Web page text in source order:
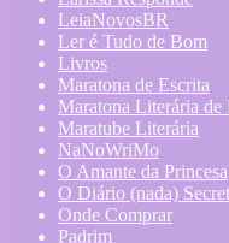
LeiaNovosBR
Ler é Tudo de Bom
Livros
Maratona de Escrita
Maratona Literária de
Maratube Literária
NaNoWriMo
O Amante da Princesa
O Diário (nada)
Onde Comprar
Padrim